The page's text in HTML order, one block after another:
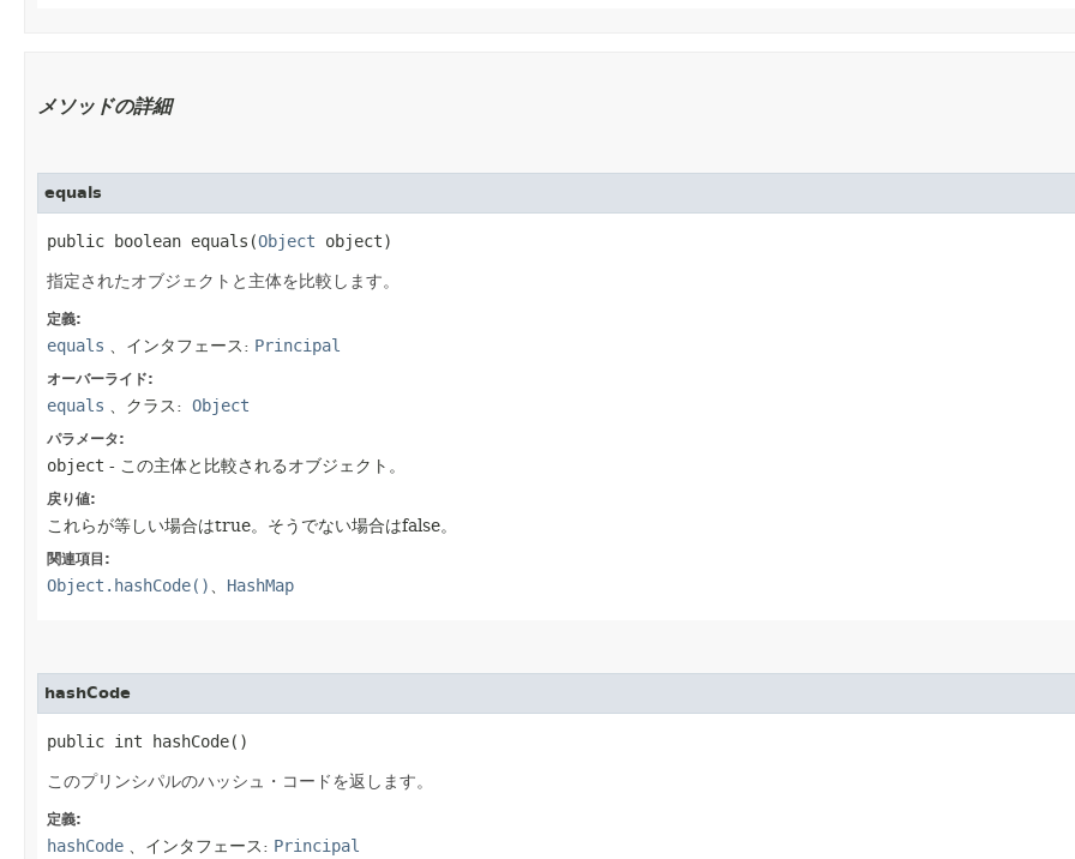
メソッドの詳細
equals
public boolean equals​(Object object)
指定されたオブジェクトと主体を比較します。
定義:
equals 、インタフェース: Principal
オーバーライド:
equals 、クラス: Object
パラメータ:
object - この主体と比較されるオブジェクト。
戻り値:
これらが等しい場合はtrue。そうでない場合はfalse。
関連項目:
Object.hashCode() HashMap
hashCode
public int hashCode()
このプリンシパルのハッシュ・コードを返します。
定義:
hashCode 、インタフェース: Principal